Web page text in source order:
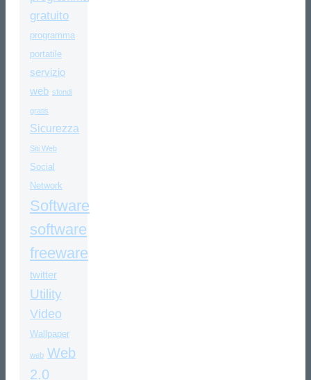
gratuito
programma
portatile
servizio
web sfondi
gratis
Sicurezza
Siti Web
Social
Network
Software
software
freeware
twitter
Utility
Video
Wallpaper
web Web
2.0